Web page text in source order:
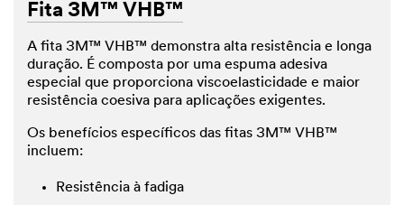
Fita 3M™ VHB™
A fita 3M™ VHB™ demonstra alta resistência e longa
duração. É composta por uma espuma adesiva
especial que proporciona viscoelasticidade e maior
resistência coesiva para aplicações exigentes.
Os benefícios específicos das fitas 3M™ VHB™
incluem:
Resistência à fadiga